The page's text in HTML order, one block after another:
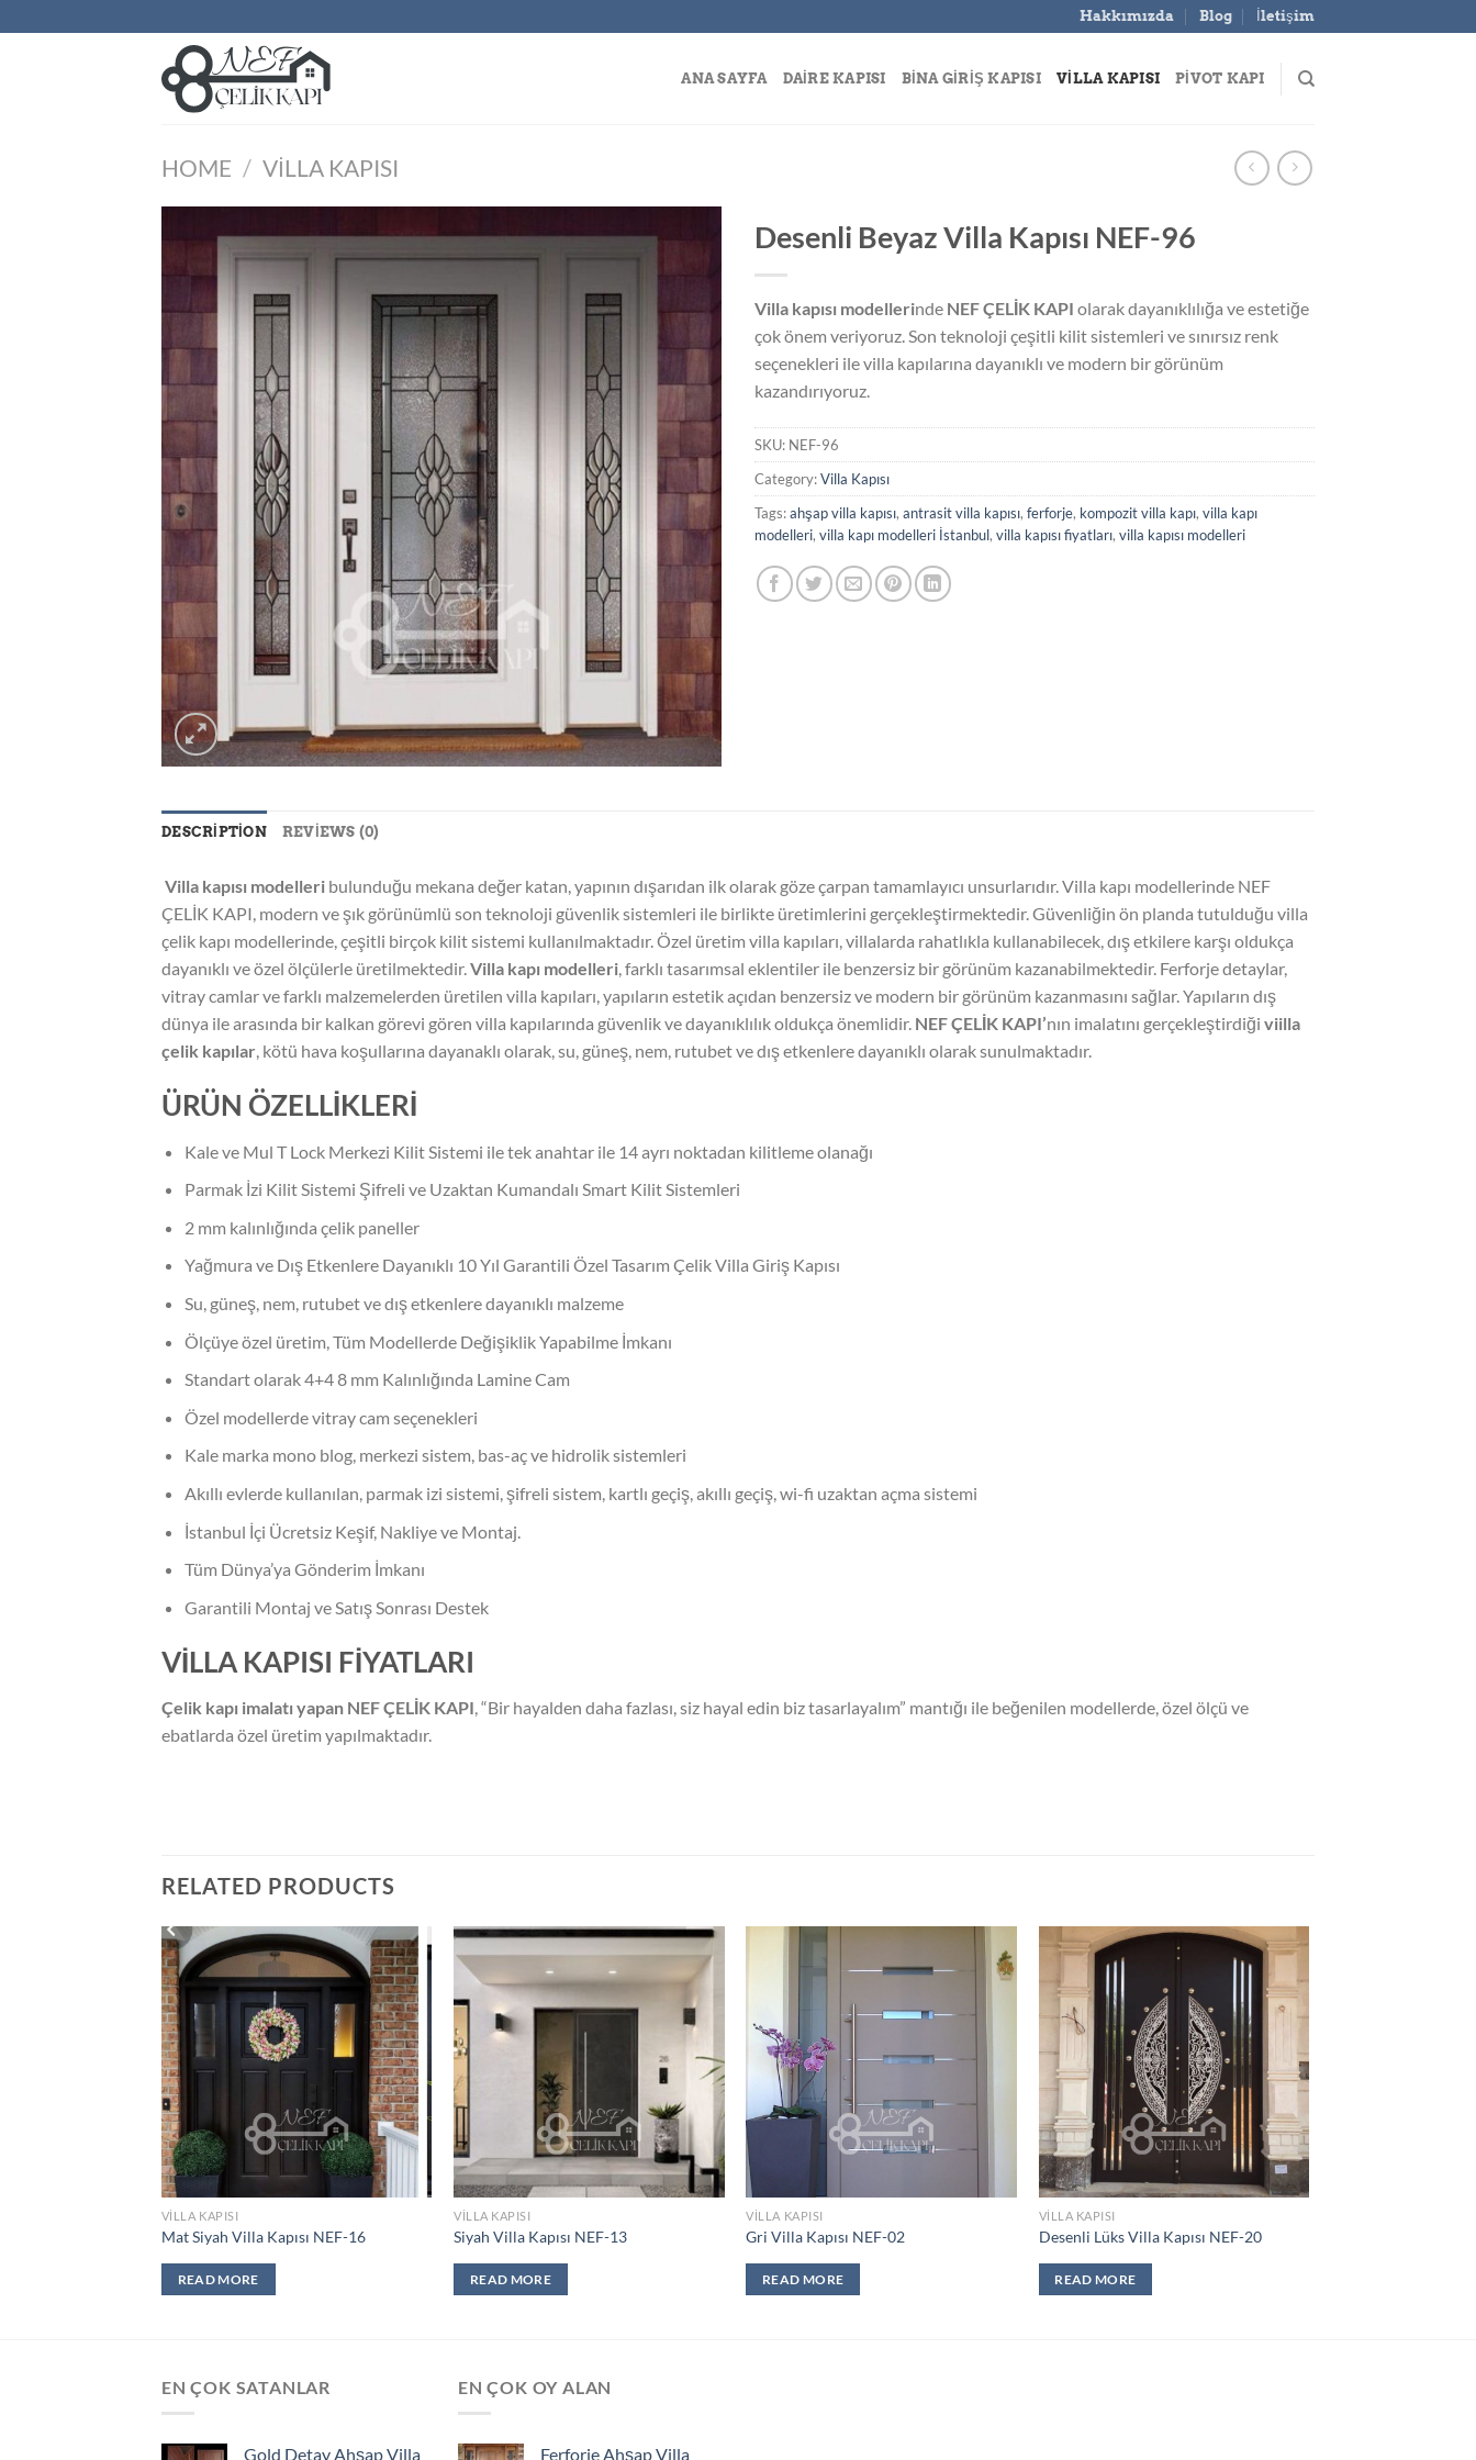
atla
Hakkımızda Blog İletişim
ANA SAYFA DAIRE KAPISI BINA GIRIŞ KAPISI VILLA KAPISI PIVOT KAPI
HOME / VILLA KAPISI
Add to
Desenli Beyaz Villa Kapısı NEF-96
Villa kapısı modellerinde NEF ÇELİK KAPI olarak dayanıklılığa ve estetiğe
çok önem veriyoruz. Son teknoloji çeşitli kilit sistemleri ve sınırsız renk
seçenekleri ile villa kapılarına dayanıklı ve modern bir görünüm
kazandırıyoruz.
SKU: NEF-96
Category:Villa Kapısı
Tags:ahşap villa kapısı, antrasit villa kapısı, ferforje, kompozit villa kapı, villa kapı
modelleri, villa kapı modelleri İstanbul, villa kapısı fiyatları, villa kapısı modelleri
DESCRIPTION REVIEWS (0)
Villa kapısı modelleri bulunduğu mekana değer katan, yapının dışarıdan ilk olarak göze çarpan tamamlayıcı unsurlarıdır. Villa kapı modellerinde NEF
ÇELİK KAPI, modern ve şık görünümlü son teknoloji güvenlik sistemleri ile birlikte üretimlerini gerçekleştirmektedir. Güvenliğin ön planda tutulduğu villa
çelik kapı modellerinde, çeşitli birçok kilit sistemi kullanılmaktadır. Özel üretim villa kapıları, villalarda rahatlıkla kullanabilecek, dış etkilere karşı oldukça
dayanıklı ve özel ölçülerle üretilmektedir.Villa kapı modelleri, farklı tasarımsal eklentiler ile benzersiz bir görünüm kazanabilmektedir. Ferforje detaylar,
vitray camlar ve farklı malzemelerden üretilen villa kapıları, yapıların estetik açıdan benzersiz ve modern bir görünüm kazanmasını sağlar. Yapıların dış
dünya ile arasında bir kalkan görevi gören villa kapılarında güvenlik ve dayanıklılık oldukça önemlidir. NEF ÇELİK KAPI’nın imalatını gerçekleştirdiği viilla
çelik kapılar, kötü hava koşullarına dayanaklı olarak, su, güneş, nem, rutubet ve dış etkenlere dayanıklı olarak sunulmaktadır.
ÜRÜN ÖZELLİKLERİ
Kale ve Mul T Lock Merkezi Kilit Sistemi ile tek anahtar ile 14 ayrı noktadan kilitleme olanağı
Parmak İzi Kilit Sistemi Şifreli ve Uzaktan Kumandalı Smart Kilit Sistemleri
2 mm kalınlığında çelik paneller
Yağmura ve Dış Etkenlere Dayanıklı 10 Yıl Garantili Özel Tasarım Çelik Villa Giriş Kapısı
Su, güneş, nem, rutubet ve dış etkenlere dayanıklı malzeme
Ölçüye özel üretim, Tüm Modellerde Değişiklik Yapabilme İmkanı
Standart olarak 4+4 8 mm Kalınlığında Lamine Cam
Özel modellerde vitray cam seçenekleri
Kale marka mono blog, merkezi sistem, bas-aç ve hidrolik sistemleri
Akıllı evlerde kullanılan, parmak izi sistemi, şifreli sistem, kartlı geçiş, akıllı geçiş, wi-fi uzaktan açma sistemi
İstanbul İçi Ücretsiz Keşif, Nakliye ve Montaj.
Tüm Dünya’ya Gönderim İmkanı
Garantili Montaj ve Satış Sonrası Destek
VİLLA KAPISI FİYATLARI
Çelik kapı imalatı yapan NEF ÇELİK KAPI, “Bir hayalden daha fazlası, siz hayal edin biz tasarlayalım” mantığı ile beğenilen modellerde, özel ölçü ve
ebatlarda özel üretim yapılmaktadır.
RELATED PRODUCTS
Add to
wishlist
VILLA KAPISI
Mat Siyah Villa Kapısı NEF-16
READ MORE
Add to
VILLA KAPISI
Siyah Villa Kapısı NEF-13
READ MORE
VILLA KAPISI
Gri Villa Kapısı NEF-02
READ MORE
wishlist
VILLA KAPISI
Desenli Lüks Villa Kapısı NEF-20
READ MORE
EN ÇOK SATANLAR
Gold Detay Ahşap Villa
EN ÇOK OY ALAN
Ferforje Ahşap Villa